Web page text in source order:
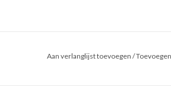
Aan verlanglijst toevoegen /